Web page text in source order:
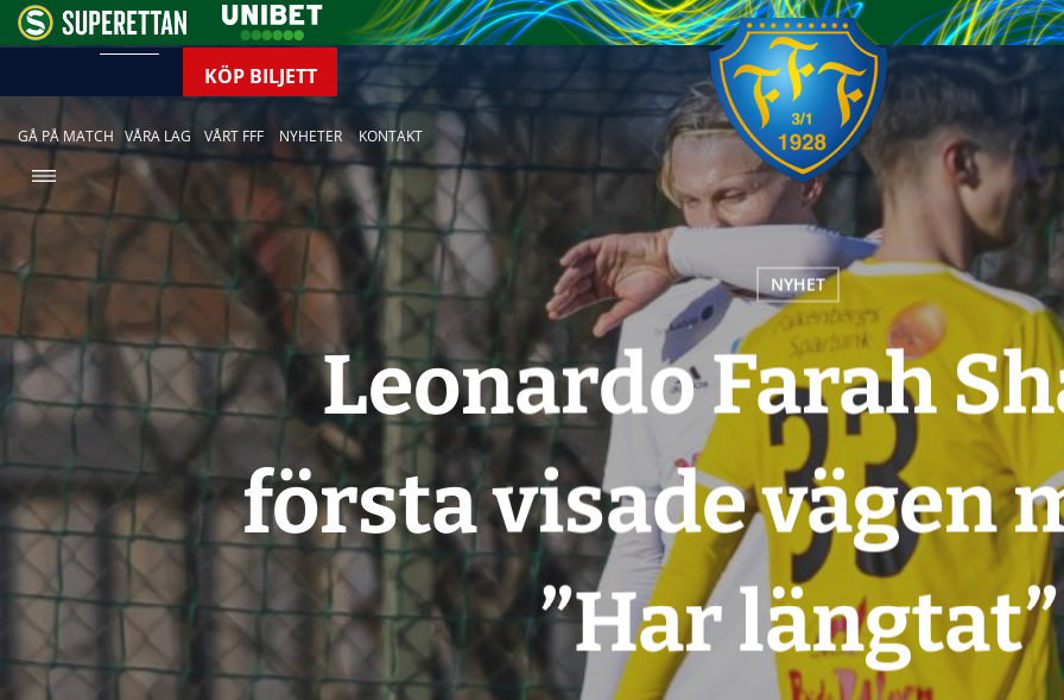
KÖP BILJETT
GÅ PÅ MATCH VÅRA LAG VÅRT FFF NYHETER KONTAKT
NYHET
Leonardo Farah
första visade vägen
”Har längtat”